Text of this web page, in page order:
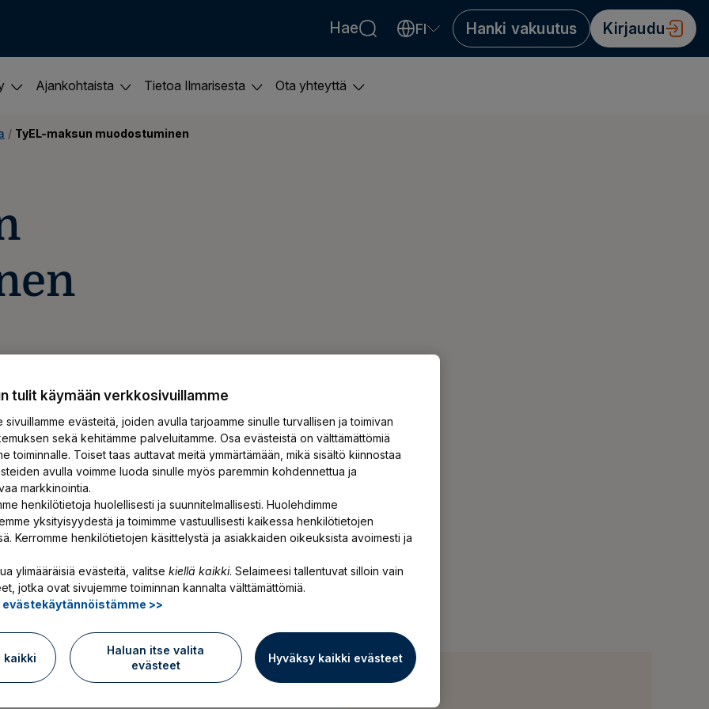
Hae FI
Valitse kieli Välj språk Choose language
Hanki vakuutus Kirjaudu
Ajankohtaista Tietoa Ilmarisesta Ota yhteyttä
/ TyEL-maksun muodostuminen
kokosi työnantajana sekä
TyEL-maksun muodostumisesta
tulit käymään verkkosivuillamme
sivuillamme evästeitä, joiden avulla tarjoamme sinulle turvallisen ja toimivan
sekä kehitämme palveluitamme. Osa evästeistä on välttämättömiä
toiminnalle. Toiset taas auttavat meitä ymmärtämään, mikä sisältö kiinnostaa
avulla voimme luoda sinulle myös paremmin kohdennettua ja
markkinointia.
henkilötietoja huolellisesti ja suunnitelmallisesti. Huolehdimme
yksityisyydestä ja toimimme vastuullisesti kaikessa henkilötietojen
Kerromme henkilötietojen käsittelystä ja asiakkaiden oikeuksista avoimesti ja
ylimääräisiä evästeitä, valitse kiellä kaikki. Selaimeesi tallentuvat silloin vain
jotka ovat sivujemme toiminnan kannalta välttämättömiä.
evästekäytännöistämme >>
kaikki
Haluan itse valita
evästeet
Hyväksy kaikki evästeet